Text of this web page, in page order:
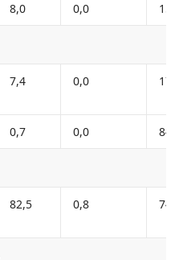
8,0 0,0 156
7,4 0,0 170
0,7 0,0 84
82,5 0,8 748